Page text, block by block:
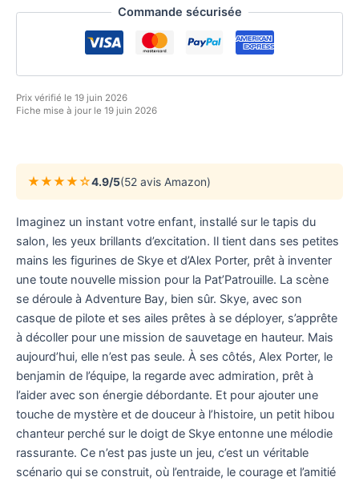
Commande sécurisée
Prix vérifié le 19 juin 2026
Fiche mise à jour le 19 juin 2026
★★★★☆4.9/5(52 avis Amazon)
Imaginez un instant votre enfant, installé sur le tapis du
salon, les yeux brillants d’excitation. Il tient dans ses petites
mains les figurines de Skye et d’Alex Porter, prêt à inventer
une toute nouvelle mission pour la Pat’Patrouille. La scène
se déroule à Adventure Bay, bien sûr. Skye, avec son
casque de pilote et ses ailes prêtes à se déployer, s’apprête
à décoller pour une mission de sauvetage en hauteur. Mais
aujourd’hui, elle n’est pas seule. À ses côtés, Alex Porter, le
benjamin de l’équipe, la regarde avec admiration, prêt à
l’aider avec son énergie débordante. Et pour ajouter une
touche de mystère et de douceur à l’histoire, un petit hibou
chanteur perché sur le doigt de Skye entonne une mélodie
rassurante. Ce n’est pas juste un jeu, c’est un véritable
scénario qui se construit, où l’entraide, le courage et l’amitié